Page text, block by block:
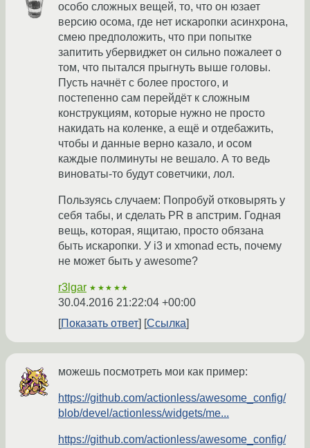
особо сложных вещей, то, что он юзает
версию осома, где нет искаропки асинхрона,
смею предположить, что при попытке
запитить убервиджет он сильно пожалеет о
том, что пытался прыгнуть выше головы.
Пусть начнёт с более простого, и
постепенно сам перейдёт к сложным
конструкциям, которые нужно не просто
накидать на коленке, а ещё и отдебажить,
чтобы и данные верно казало, и осом
каждые полминуты не вешало. А то ведь
виноваты-то будут советчики, лол.
Пользуясь случаем: Попробуй отковырять у
себя табы, и сделать PR в апстрим. Годная
вещь, которая, ящитаю, просто обязана
быть искаропки. У i3 и xmonad есть, почему
не может быть у awesome?
r3lgar ★★★★★
30.04.2016 21:22:04 +00:00
Показать ответ
Ссылка
можешь посмотреть мои как пример:
https://github.com/actionless/awesome_config/
blob/devel/actionless/widgets/me...
https://github.com/actionless/awesome_config/